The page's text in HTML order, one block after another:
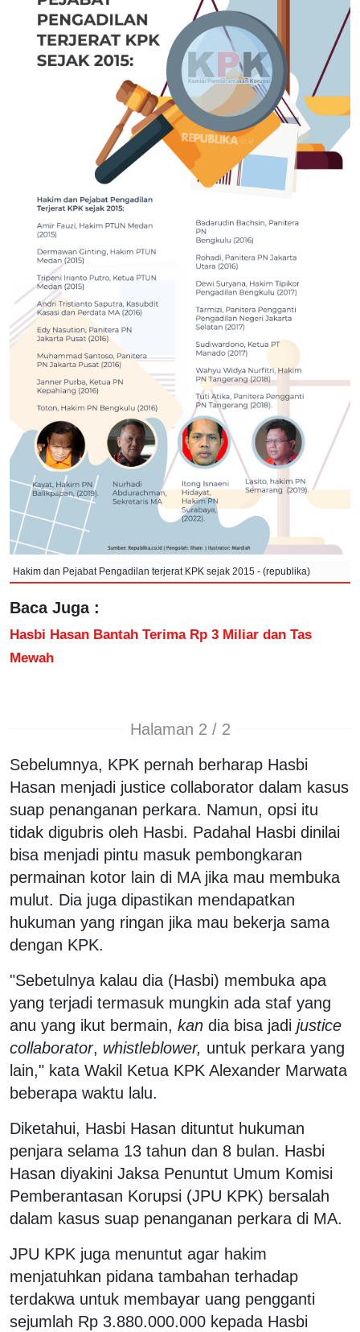
Hakim dan Pejabat Pengadilan terjerat KPK sejak 2015 - (republika)
Baca Juga :
Hasbi Hasan Bantah Terima Rp 3 Miliar dan Tas
Mewah
Halaman 2 / 2
Sebelumnya, KPK pernah berharap Hasbi
Hasan menjadi justice collaborator dalam kasus
suap penanganan perkara. Namun, opsi itu
tidak digubris oleh Hasbi. Padahal Hasbi dinilai
bisa menjadi pintu masuk pembongkaran
permainan kotor lain di MA jika mau membuka
mulut. Dia juga dipastikan mendapatkan
hukuman yang ringan jika mau bekerja sama
dengan KPK.
"Sebetulnya kalau dia (Hasbi) membuka apa
yang terjadi termasuk mungkin ada staf yang
anu yang ikut bermain, kan dia bisa jadi justice
collaborator, whistleblower, untuk perkara yang
lain," kata Wakil Ketua KPK Alexander Marwata
beberapa waktu lalu.
Diketahui, Hasbi Hasan dituntut hukuman
penjara selama 13 tahun dan 8 bulan. Hasbi
Hasan diyakini Jaksa Penuntut Umum Komisi
Pemberantasan Korupsi (JPU KPK) bersalah
dalam kasus suap penanganan perkara di MA.
JPU KPK juga menuntut agar hakim
menjatuhkan pidana tambahan terhadap
terdakwa untuk membayar uang pengganti
sejumlah Rp 3.880.000.000 kepada Hasbi